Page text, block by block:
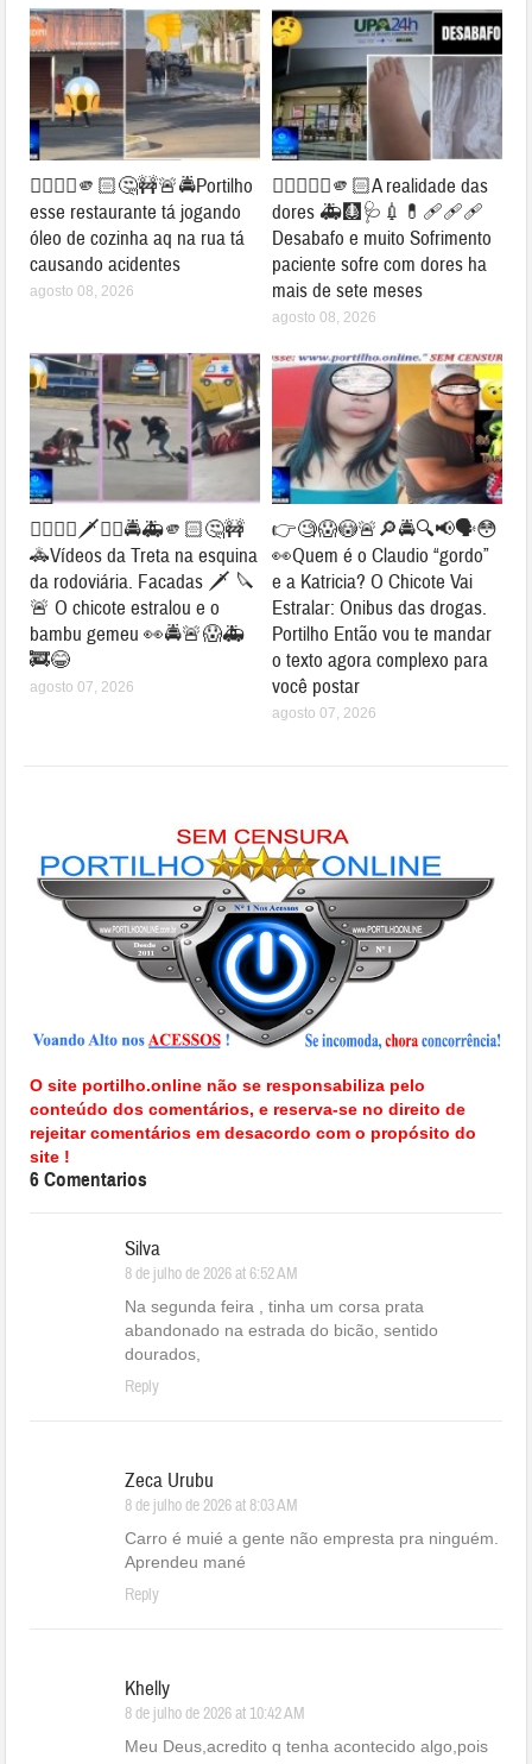
👉🏻👎🏻🫵🏻🤔🚧🚨🚔Portilho
esse restaurante tá jogando
óleo de cozinha aq na rua tá
causando acidentes
agosto 08, 2026
👉🏻👎🏻🤔🫵🏻A realidade das
dores 🚑🩻🩺💉💊🩹🩹🩹
Desabafo e muito Sofrimento
paciente sofre com dores ha
mais de sete meses
agosto 08, 2026
👉🏻😱👀🗡️🔪🚨🚔🚑🫵🏻🤔🚧
🚓Vídeos da Treta na esquina
da rodoviária. Facadas 🗡️ 🔪
🚨 O chicote estralou e o
bambu gemeu 👀🚔🚨😱🚑
🚒😂
agosto 07, 2026
👉🧐😱😳🚨🔎🚔🔍📢🗣😳
👀Quem é o Claudio “gordo”
e a Katricia? O Chicote Vai
Estralar: Onibus das drogas.
Portilho Então vou te mandar
o texto agora complexo para
você postar
agosto 07, 2026
O site portilho.online não se responsabiliza pelo
conteúdo dos comentários, e reserva-se no direito de
rejeitar comentários em desacordo com o propósito do
site !
6 Comentarios
Silva
8 de julho de 2026 at 6:52 AM
Na segunda feira , tinha um corsa prata
abandonado na estrada do bicão, sentido
dourados,
Reply
Zeca Urubu
8 de julho de 2026 at 8:03 AM
Carro é muié a gente não empresta pra ninguém.
Aprendeu mané
Reply
Khelly
8 de julho de 2026 at 10:42 AM
Meu Deus,acredito q tenha acontecido algo,pois